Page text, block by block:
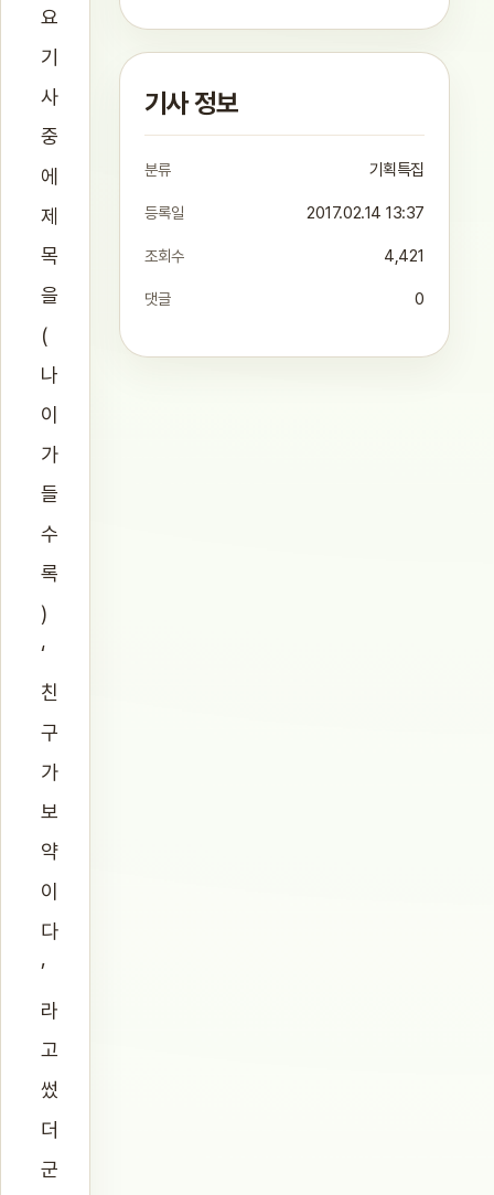
요
기
사
중
에
제
목
을
(
나
이
가
들
수
록
)
‘
친
구
가
보
약
이
다
’
라
고
썼
더
군
기사 정보
분류 기획특집
등록일 2017.02.14 13:37
조회수 4,421
댓글 0